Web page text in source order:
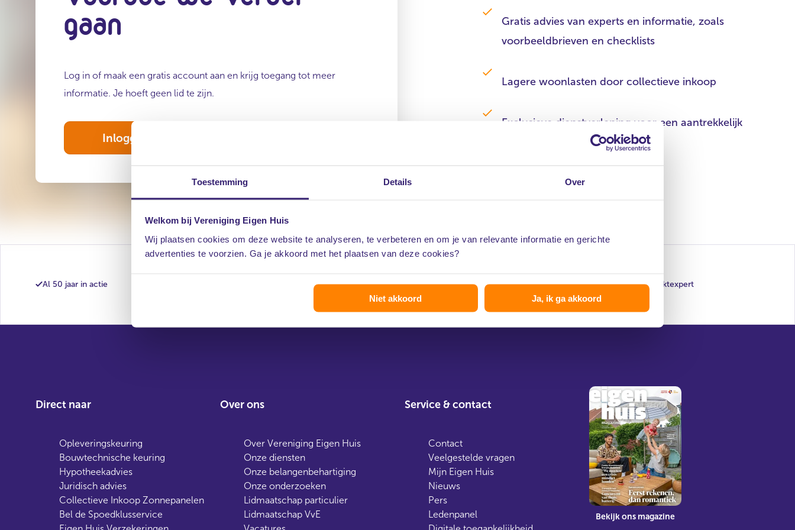
Toestemming Details Over
Welkom bij Vereniging Eigen Huis
Wij plaatsen cookies om deze website te analyseren, te verbeteren en om je van relevante informatie en gerichte
advertenties te voorzien. Ga je akkoord met het plaatsen van deze cookies?
Niet akkoord Ja, ik ga akkoord
gaan
Log in of maak een gratis account aan en krijg toegang tot meer
informatie. Je hoeft geen lid te zijn.
Inloggen
Gratis advies van experts en informatie, zoals
voorbeeldbrieven en checklists
Lagere woonlasten door collectieve inkoop
Exclusieve dienstverlening voor een aantrekkelijk
Al 50 jaar in actie Ruim 800.000 leden Jouw woningmarktexpert
Direct naar
Opleveringskeuring
Bouwtechnische keuring
Hypotheekadvies
Juridisch advies
Collectieve Inkoop Zonnepanelen
Bel de Spoedklusservice
Over ons
Over Vereniging Eigen Huis
Onze diensten
Onze belangenbehartiging
Onze onderzoeken
Lidmaatschap particulier
Lidmaatschap VvE
Service & contact
Contact
Veelgestelde vragen
Mijn Eigen Huis
Nieuws
Pers
Ledenpanel
Bekijk ons magazine